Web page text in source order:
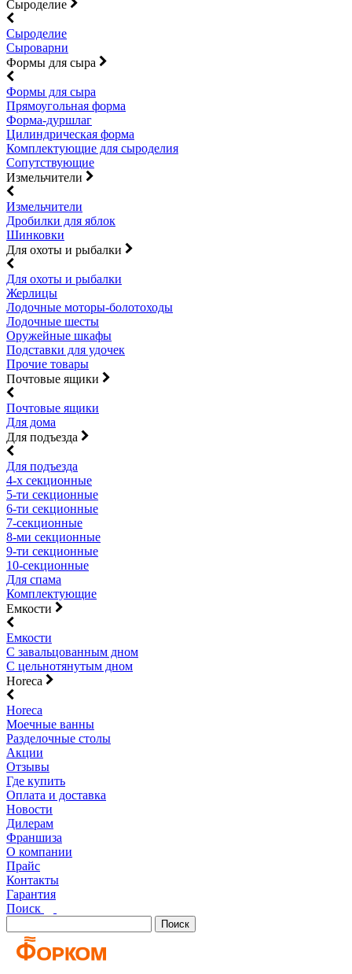
Сыроделие
Сыроделие
Сыроварни
Формы для сыра
Формы для сыра
Прямоугольная форма
Форма-дуршлаг
Цилиндрическая форма
Комплектующие для сыроделия
Сопутствующие
Измельчители
Измельчители
Дробилки для яблок
Шинковки
Для охоты и рыбалки
Для охоты и рыбалки
Жерлицы
Лодочные моторы-болотоходы
Лодочные шесты
Оружейные шкафы
Подставки для удочек
Прочие товары
Почтовые ящики
Почтовые ящики
Для дома
Для подъезда
Для подъезда
4-х секционные
5-ти секционные
6-ти секционные
7-секционные
8-ми секционные
9-ти секционные
10-секционные
Для спама
Комплектующие
Емкости
Емкости
С завальцованным дном
С цельнотянутым дном
Horeca
Horeca
Моечные ванны
Разделочные столы
Акции
Отзывы
Где купить
Оплата и доставка
Новости
Дилерам
Франшиза
О компании
Прайс
Контакты
Гарантия
Поиск
Поиск